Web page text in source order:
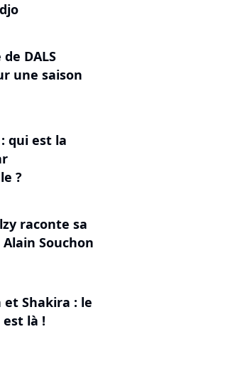
DALS
une saison
qui est la
?
raconte sa
Souchon
et Shakira : le
là !